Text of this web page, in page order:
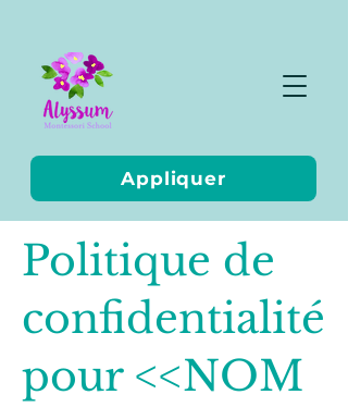
Appliquer
Politique de
confidentialité
pour <<NOM